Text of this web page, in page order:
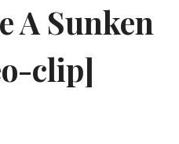
A Sunken
clip]